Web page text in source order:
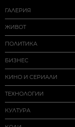
ГАЛЕРИЯ
ЖИВОТ
ПОЛИТИКА
БИЗНЕС
КИНО И СЕРИАЛИ
ТЕХНОЛОГИИ
КУЛТУРА